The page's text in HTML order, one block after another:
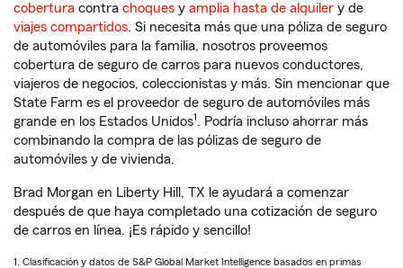
cobertura contra choques y amplia hasta de alquiler y de
viajes compartidos. Si necesita más que una póliza de seguro
de automóviles para la familia, nosotros proveemos
cobertura de seguro de carros para nuevos conductores,
viajeros de negocios, coleccionistas y más. Sin mencionar que
State Farm es el proveedor de seguro de automóviles más
grande en los Estados Unidos1. Podría incluso ahorrar más
combinando la compra de las pólizas de seguro de
automóviles y de vivienda.
Brad Morgan en Liberty Hill, TX le ayudará a comenzar
después de que haya completado una cotización de seguro
de carros en línea. ¡Es rápido y sencillo!
1. Clasificación y datos de S&P Global Market Intelligence basados en primas